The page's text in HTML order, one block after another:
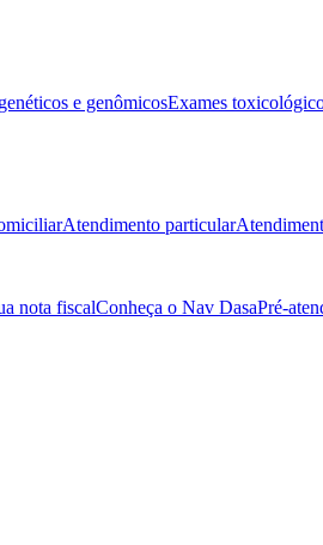
e genômicosExames
Atendimento particular
nota fiscalConheça o Nav DasaPré-